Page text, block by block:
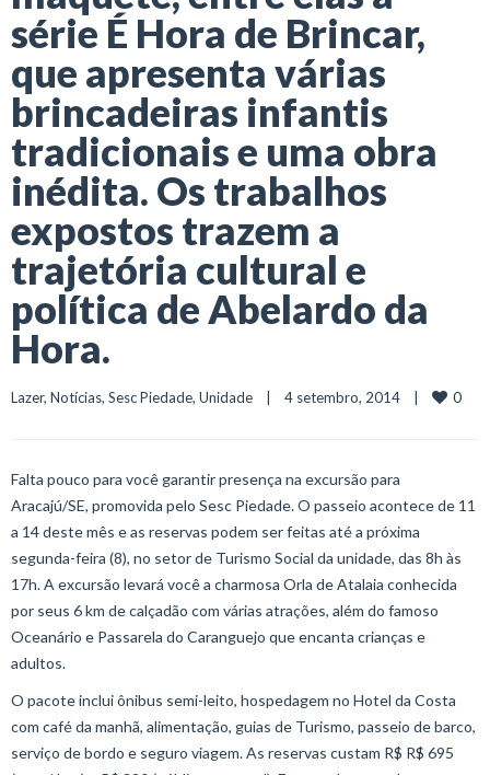
série É Hora de Brincar,
que apresenta várias
brincadeiras infantis
tradicionais e uma obra
inédita. Os trabalhos
expostos trazem a
trajetória cultural e
política de Abelardo da
Hora.
Lazer, Notícias, Sesc Piedade, Unidade
    |    4 setembro, 2014    |
0
Falta pouco para você garantir presença na excursão para
Aracajú/SE, promovida pelo Sesc Piedade. O passeio acontece de 11
a 14 deste mês e as reservas podem ser feitas até a próxima
segunda-feira (8), no setor de Turismo Social da unidade, das 8h às
17h. A excursão levará você a charmosa Orla de Atalaia conhecida
por seus 6 km de calçadão com várias atrações, além do famoso
Oceanário e Passarela do Caranguejo que encanta crianças e
adultos.
O pacote inclui ônibus semi-leito, hospedagem no Hotel da Costa
com café da manhã, alimentação, guias de Turismo, passeio de barco,
serviço de bordo e seguro viagem. As reservas custam R$ R$ 695